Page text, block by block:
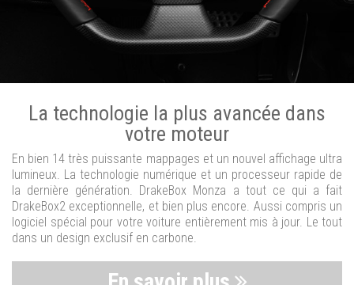
La technologie la plus avancée dans
votre moteur
En bien 14 très puissante mappages et un nouvel affichage ultra
lumineux. La technologie numérique et un processeur rapide de
la dernière génération. DrakeBox Monza a tout ce qui a fait
DrakeBox2 exceptionnelle, et bien plus encore. Aussi compris un
logiciel spécial pour votre voiture entièrement mis à jour. Le tout
dans un design exclusif en carbone.